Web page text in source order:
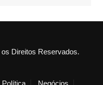
Direitos Reservados.
Política Negócios